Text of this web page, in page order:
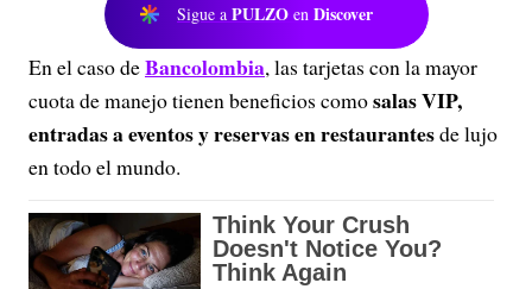
Sigue a PULZO en Discover
En el caso deBancolombia, las tarjetas con la mayor
cuota de manejo tienen beneficios comosalas VIP,
entradas a eventos y reservas en restaurantesde lujo
en todo el mundo.